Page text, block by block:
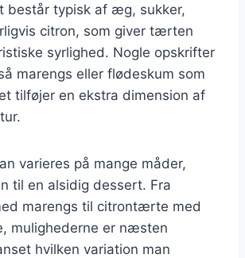
består typisk af æg, sukker,
citron, som giver tærten
syrlighed. Nogle opskrifter
marengs eller flødeskum som
tilføjer en ekstra dimension af
varieres på mange måder,
til en alsidig dessert. Fra
marengs til citrontærte med
mulighederne er næsten
hvilken variation man